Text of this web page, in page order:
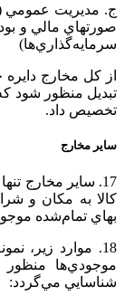
ج. مديريت‌ عمومي‌
صورتهاي‌ مالي‌ و
سرمايه‌گذاري‌ها)
از كل‌ مخارج‌
تبديل‌ منظور شود
تخصيص‌ داد.
ساير مخارج‌
17. ساير مخارج‌
کالا به‌ مكان‌ و
بهاي‌ تمام‌شده‌
18. موارد زير،
موجودي‌ها
شناسايي‌ مي‌گردد: